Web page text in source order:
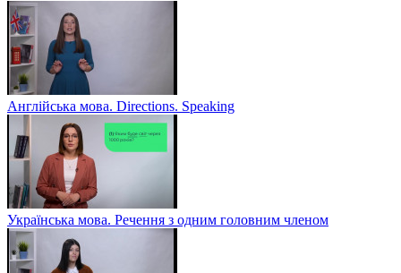
Англійська мова. Directions. Speaking
Українська мова. Речення з одним головним членом